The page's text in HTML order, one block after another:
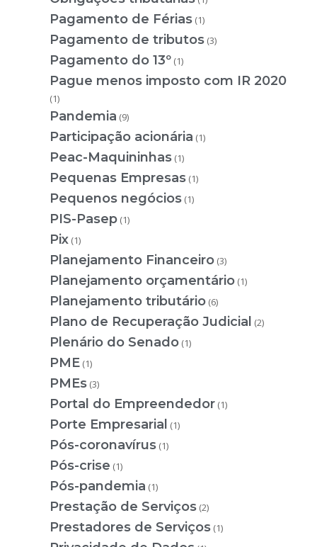
Pagamento de Férias (1)
Pagamento de tributos (3)
Pagamento do 13º (1)
Pague menos imposto com IR 2020
(1)
Pandemia (9)
Participação acionária (1)
Peac-Maquininhas (1)
Pequenas Empresas (1)
Pequenos negócios (1)
PIS-Pasep (1)
Pix (1)
Planejamento Financeiro (3)
Planejamento orçamentário (1)
Planejamento tributário (6)
Plano de Recuperação Judicial (2)
Plenário do Senado (1)
PME (1)
PMEs (3)
Portal do Empreendedor (1)
Porte Empresarial (1)
Pós-coronavírus (1)
Pós-crise (1)
Pós-pandemia (1)
Prestação de Serviços (2)
Prestadores de Serviços (1)